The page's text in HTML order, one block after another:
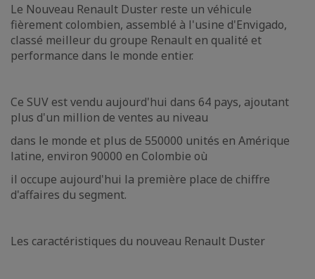
Le Nouveau Renault Duster reste un véhicule
fièrement colombien, assemblé à l'usine d'Envigado,
classé meilleur du groupe Renault en qualité et
performance dans le monde entier.
Ce SUV est vendu aujourd'hui dans 64 pays, ajoutant
plus d'un million de ventes au niveau
dans le monde et plus de 550000 unités en Amérique
latine, environ 90000 en Colombie où
il occupe aujourd'hui la première place de chiffre
d'affaires du segment.
Les caractéristiques du nouveau Renault Duster